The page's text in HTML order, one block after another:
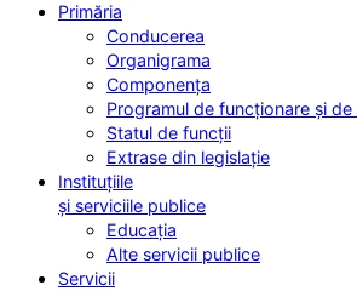
Primăria
Conducerea
Organigrama
Componența
Programul de funcționare și de
Statul de funcții
Extrase din legislație
Instituțiile
și serviciile publice
Educația
Alte servicii publice
Servicii